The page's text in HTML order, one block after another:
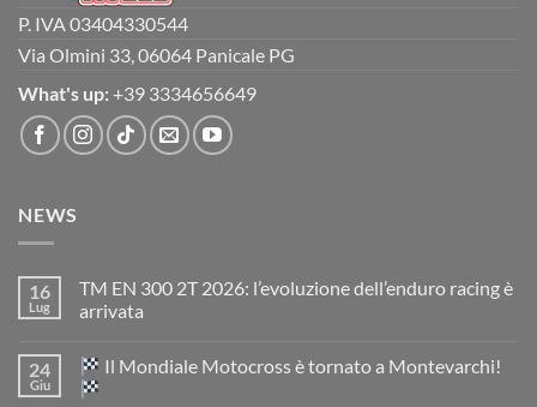
P. IVA 03404330544
Via Olmini 33, 06064 Panicale PG
What's up: +39 3334656649
NEWS
16
Lug
TM EN 300 2T 2026: l’evoluzione dell’enduro racing è
arrivata
su
TM
EN
24
Giu
Il Mondiale Motocross è tornato a Montevarchi!